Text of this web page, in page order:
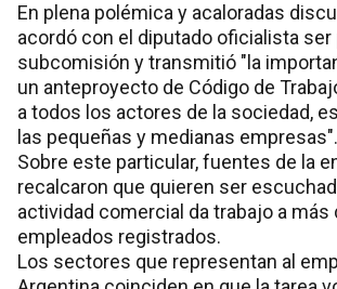
En plena polémica y acaloradas
acordó con el diputado oficialista ser
subcomisión y transmitió "la
un anteproyecto de Código de
a todos los actores de la sociedad,
las pequeñas y medianas empresas".
Sobre este particular, fuentes de la
recalcaron que quieren ser
actividad comercial da trabajo a más
empleados registrados.
Los sectores que representan al